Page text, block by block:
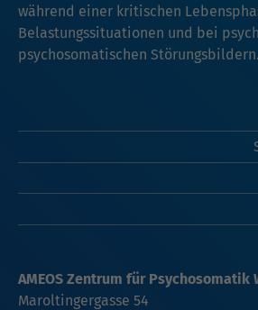
während einer kritischen
Belastungssituationen und bei
psychosomatischen Störungsbildern.
AMEOS Zentrum für Psychosomatik
Maroltingergasse 54